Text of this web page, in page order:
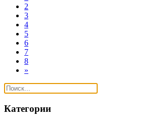
2
3
4
5
6
7
8
»
Категории